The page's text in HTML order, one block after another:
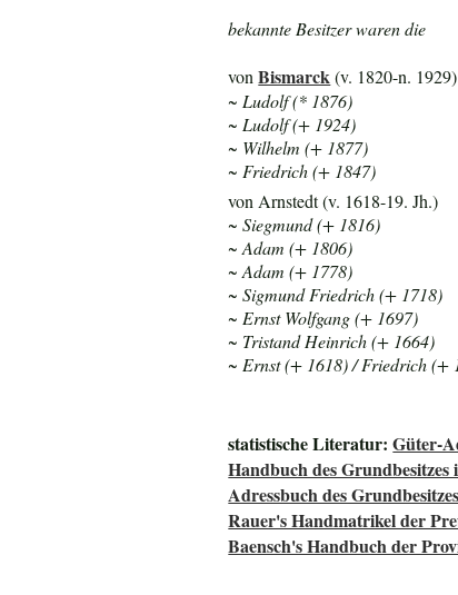
bekannte Besitzer waren die
vonBismarck (v. 1820-n. 1929)
~ Ludolf (* 1876)
~ Ludolf (+ 1924)
~ Wilhelm (+ 1877)
~ Friedrich (+ 1847)
von Arnstedt (v. 1618-19. Jh.)
~ Siegmund (+ 1816)
~ Adam (+ 1806)
~ Adam (+ 1778)
~ Sigmund Friedrich (+ 1718)
~ Ernst Wolfgang (+ 1697)
~ Tristand Heinrich (+ 1664)
~ Ernst (+ 1618) / Friedrich (+
statistische Literatur:Güter-
Handbuch des Grundbesitzes
Adressbuch des
Rauer's Handmatrikel der
Baensch's Handbuch der